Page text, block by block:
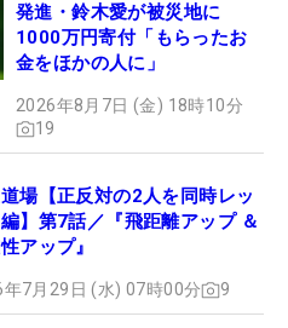
発進・鈴木愛が被災地に
1000万円寄付「もらったお
金をほかの人に」
2026年8月7日 (金) 18時10分
19
場【正反対の2人を同時レッ
】第7話／『飛距離アップ ＆
アップ』
年7月29日 (水) 07時00分 9